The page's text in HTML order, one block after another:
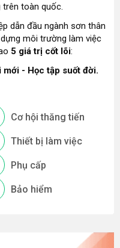
trên toàn quốc.
dẫn đầu ngành sơn thân
môi trường làm việc
5 giá trị cốt lõi:
mới - Học tập suốt đời.
Cơ hội thăng tiến
Thiết bị làm việc
Phụ cấp
Bảo hiểm